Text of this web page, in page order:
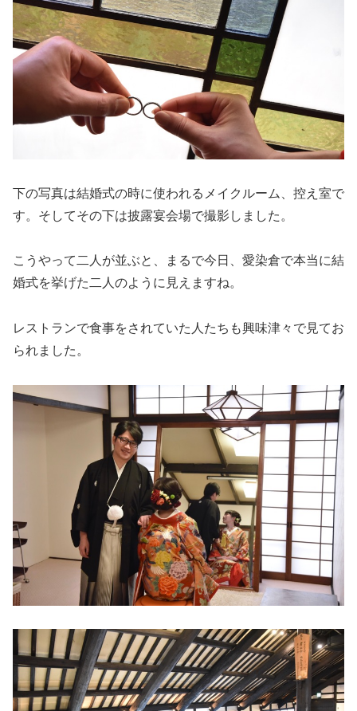
下の写真は結婚式の時に使われるメイクルーム、控え室で
す。そしてその下は披露宴会場で撮影しました。
こうやって二人が並ぶと、まるで今日、愛染倉で本当に結
婚式を挙げた二人のように見えますね。
レストランで食事をされていた人たちも興味津々で見てお
られました。